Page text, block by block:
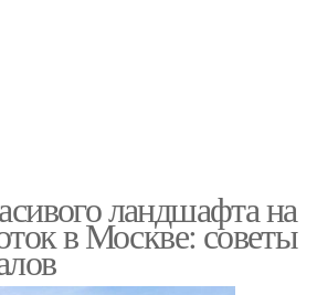
ландшафта на
в Москве: советы